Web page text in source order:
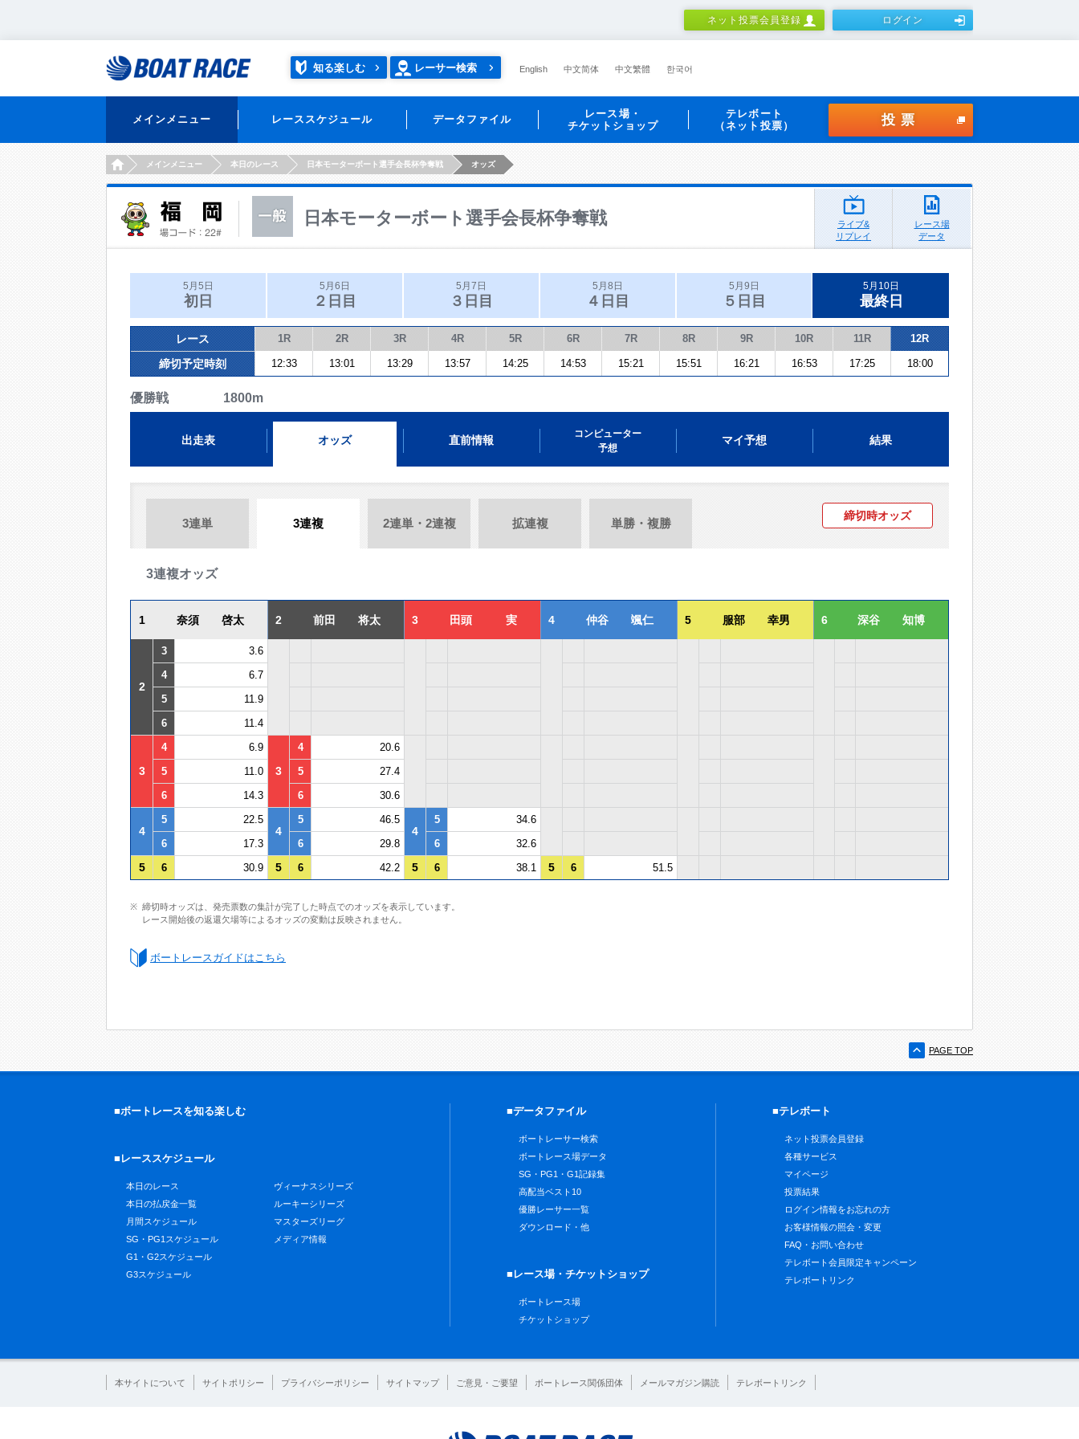
ネット投票会員登録 ログイン
知る楽しむ レーサー検索 English 中文简体 中文繁體 한국어
メインメニュー レーススケジュール データファイル
レース場・
チケットショップ
テレボート
（ネット投票）
投票
HOMEメインメニュー 本日のレース 日本モーターボート選手会長杯争奪戦 オッズ
日本モーターボート選手会長杯争奪戦
ライブ&
リプレイ
レース場
データ
5月5日
初日
5月6日
２日目
5月7日
３日目
5月8日
４日目
5月9日
５日目
5月10日
最終日
レース 1R 2R 3R 4R 5R 6R 7R 8R 9R 10R 11R 12R
締切予定時刻 12:33 13:01 13:29 13:57 14:25 14:53 15:21 15:51 16:21 16:53 17:25 18:00
優勝戦 1800m
出走表 オッズ 直前情報
コンピューター
予想
マイ予想 結果
3連単 3連複 2連単・2連複 拡連複 単勝・複勝
締切時オッズ
3連複オッズ
1 奈須 啓太 2 前田 将太 3 田頭 実 4 仲谷 颯仁 5 服部 幸男 6 深谷 知博
2
3
3.6
4
6.7
5
11.9
6
11.4
3
4 6.9
3
4
20.6
5
11.0 5
27.4
6
14.3 6 30.6
4
5 22.5
4
5 46.5
4
5
34.6
6
17.3 6 29.8 6 32.6
5 6 30.9 5 6 42.2 5 6 38.1 5 6 51.5
締切時オッズは、発売票数の集計が完了した時点でのオッズを表示しています。
レース開始後の返還欠場等によるオッズの変動は反映されません。
ボートレースガイドはこちら
PAGE TOP
■ボートレースを知る楽しむ
■レーススケジュール
本日のレース
本日の払戻金一覧
月間スケジュール
SG・PG1スケジュール
G1・G2スケジュール
G3スケジュール
ヴィーナスシリーズ
ルーキーシリーズ
マスターズリーグ
メディア情報
■データファイル
ボートレーサー検索
ボートレース場データ
SG・PG1・G1記録集
高配当ベスト10
優勝レーサー一覧
ダウンロード・他
■レース場・チケットショップ
ボートレース場
チケットショップ
■テレボート
ネット投票会員登録
各種サービス
マイページ
投票結果
ログイン情報をお忘れの方
お客様情報の照会・変更
FAQ・お問い合わせ
テレボート会員限定キャンペーン
テレボートリンク
本サイトについて サイトポリシー プライバシーポリシー サイトマップ ご意見・ご要望 ボートレース関係団体 メールマガジン購読 テレボートリンク